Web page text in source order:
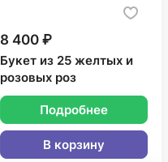
8 400 ₽
Букет из 25 желтых и
розовых роз
Подробнее
В корзину